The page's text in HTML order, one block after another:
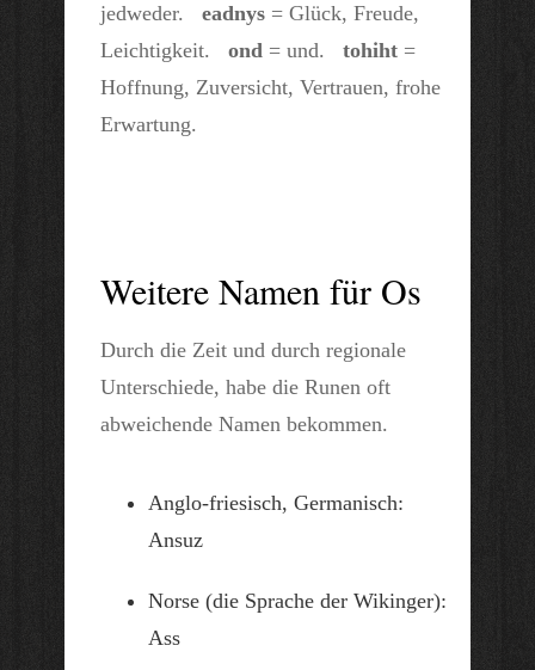
jedweder. eadnys = Glück, Freude,
Leichtigkeit. ond = und. tohiht =
Hoffnung, Zuversicht, Vertrauen, frohe
Erwartung.
Weitere Namen für Os
Durch die Zeit und durch regionale
Unterschiede, habe die Runen oft
abweichende Namen bekommen.
Anglo-friesisch, Germanisch:
Ansuz
Norse (die Sprache der Wikinger):
Ass